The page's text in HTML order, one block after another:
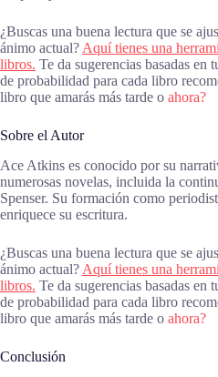
¿Buscas una buena lectura que se
ánimo actual? Aquí tienes una
libros. Te da sugerencias basadas
de probabilidad para cada libro
libro que amarás más tarde o ahora?
Sobre el Autor
Ace Atkins es conocido por su
numerosas novelas, incluida la
Spenser. Su formación como
enriquece su escritura.
¿Buscas una buena lectura que se
ánimo actual? Aquí tienes una
libros. Te da sugerencias basadas
de probabilidad para cada libro
libro que amarás más tarde o ahora?
Conclusión